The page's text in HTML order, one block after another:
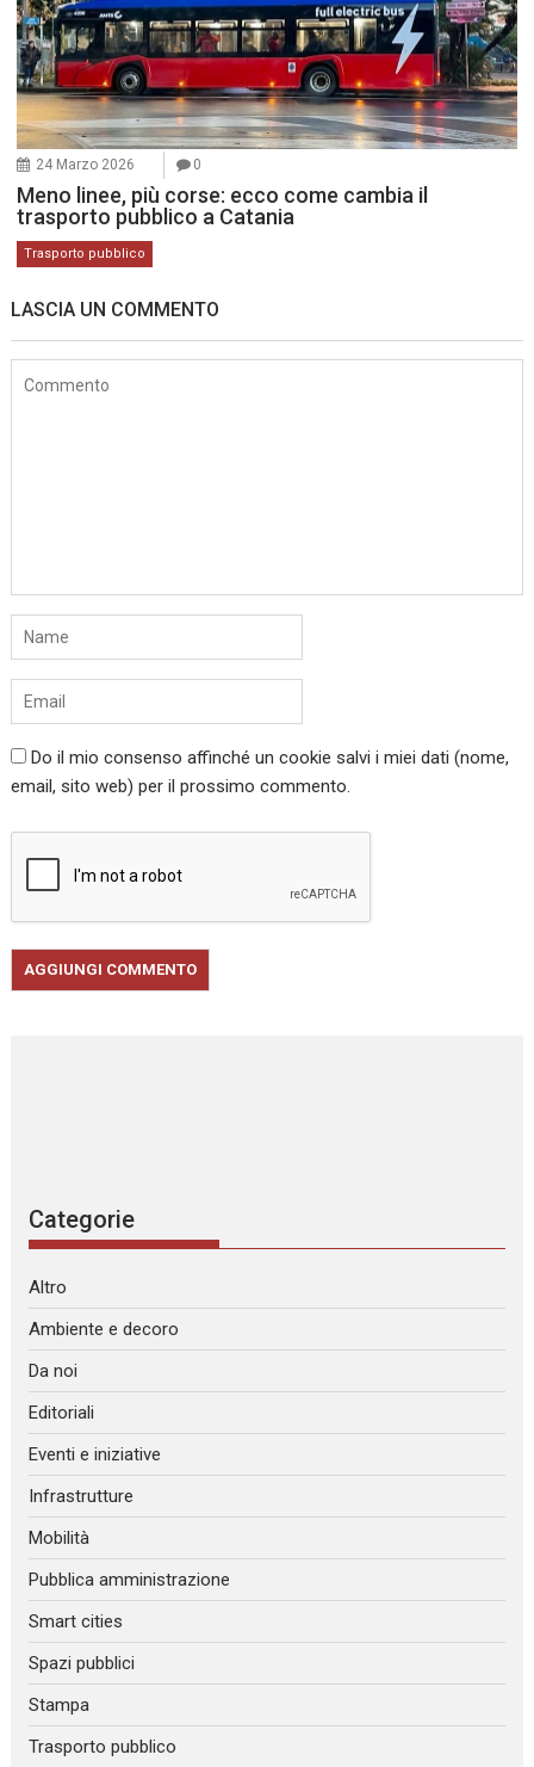
24 Marzo 2026 0
Meno linee, più corse: ecco come cambia il
trasporto pubblico a Catania
Trasporto pubblico
LASCIA UN COMMENTO
Do il mio consenso affinché un cookie salvi i miei dati (nome,
email, sito web) per il prossimo commento.
Categorie
Altro
Ambiente e decoro
Da noi
Editoriali
Eventi e iniziative
Infrastrutture
Mobilità
Pubblica amministrazione
Smart cities
Spazi pubblici
Stampa
Trasporto pubblico